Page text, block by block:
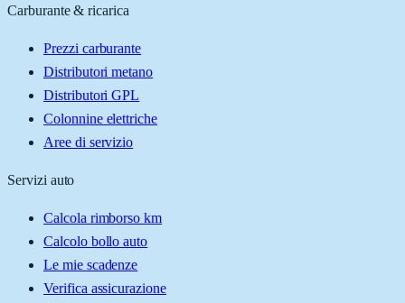
Carburante & ricarica
Prezzi carburante
Distributori metano
Distributori GPL
Colonnine elettriche
Aree di servizio
Servizi auto
Calcola rimborso km
Calcolo bollo auto
Le mie scadenze
Verifica assicurazione